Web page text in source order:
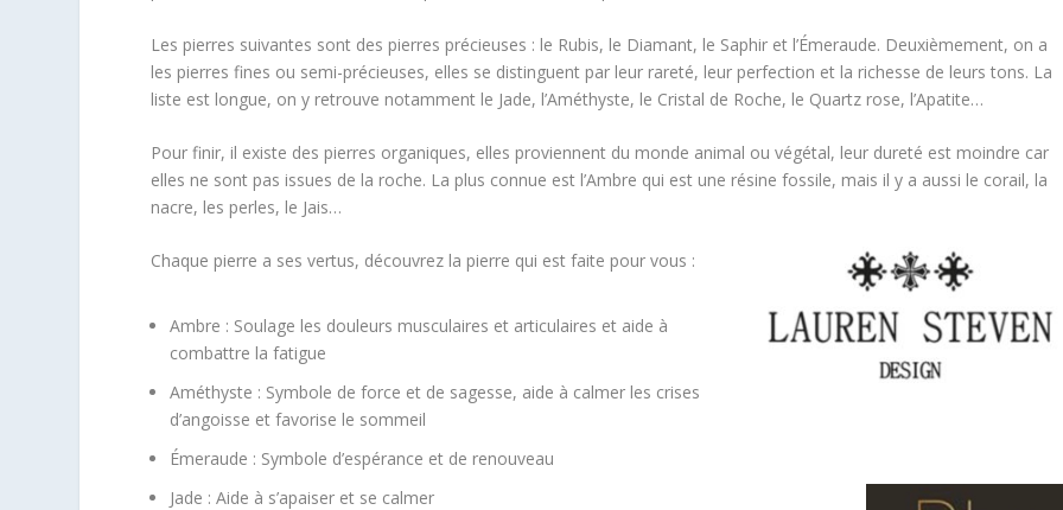
Les pierres suivantes sont des pierres précieuses : le Rubis, le Diamant, le Saphir et l’Émeraude. Deuxièmement, on a
les pierres fines ou semi-précieuses, elles se distinguent par leur rareté, leur perfection et la richesse de leurs tons. La
liste est longue, on y retrouve notamment le Jade, l’Améthyste, le Cristal de Roche, le Quartz rose, l’Apatite…
Pour finir, il existe des pierres organiques, elles proviennent du monde animal ou végétal, leur dureté est moindre car
elles ne sont pas issues de la roche. La plus connue est l’Ambre qui est une résine fossile, mais il y a aussi le corail, la
nacre, les perles, le Jais…
Chaque pierre a ses vertus, découvrez la pierre qui est faite pour vous :
Ambre : Soulage les douleurs musculaires et articulaires et aide à
combattre la fatigue
Améthyste : Symbole de force et de sagesse, aide à calmer les crises
d’angoisse et favorise le sommeil
Émeraude : Symbole d’espérance et de renouveau
Jade : Aide à s’apaiser et se calmer